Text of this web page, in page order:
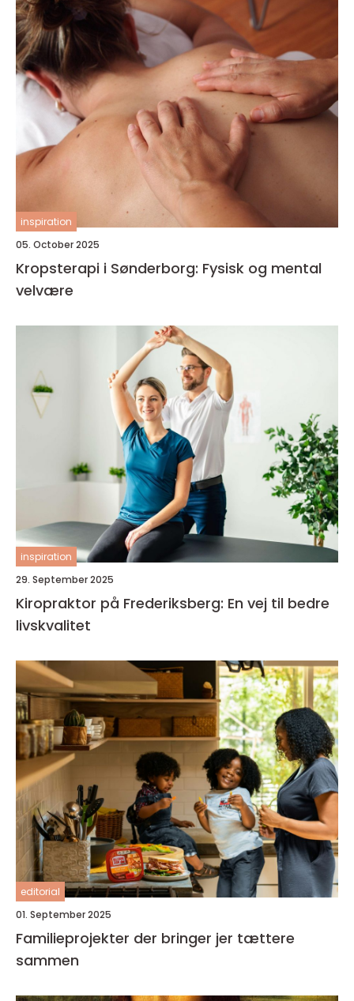
inspiration
05. October 2025
Kropsterapi i Sønderborg: Fysisk og mental
velvære
inspiration
29. September 2025
Kiropraktor på Frederiksberg: En vej til bedre
livskvalitet
editorial
01. September 2025
Familieprojekter der bringer jer tættere
sammen